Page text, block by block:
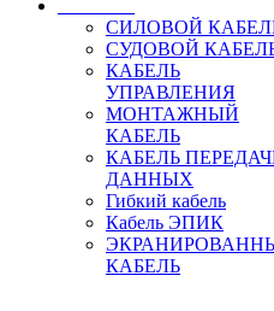
СИЛОВОЙ
СУДОВОЙ
КАБЕЛЬ
УПРАВЛЕНИЯ
МОНТАЖНЫЙ
КАБЕЛЬ
КАБЕЛЬ
ДАННЫХ
Гибкий кабель
Кабель ЭПИК
КАБЕЛЬ